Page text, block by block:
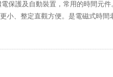
保護及自動裝置，常用的時間元
小、整定直觀方便。是電磁式時間